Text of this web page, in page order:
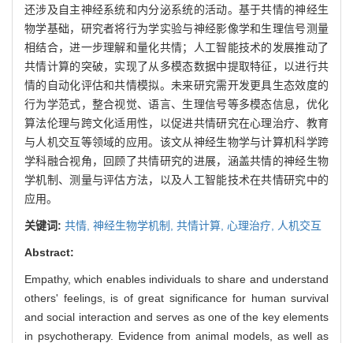
还涉及自主神经系统和内分泌系统的活动。基于共情的神经生
物学基础，研究者将行为学实验与神经影像学和生理信号测量
相结合，进一步理解和量化共情；人工智能技术的发展推动了
共情计算的突破，实现了从多模态数据中提取特征，以进行共
情的自动化评估和共情模拟。未来研究需开发更具生态效度的
行为学范式，整合视觉、语言、生理信号等多模态信息，优化
算法伦理与跨文化适用性，以促进共情研究在心理治疗、教育
与人机交互等领域的应用。该文从神经生物学与计算机科学跨
学科融合视角，回顾了共情研究的进展，涵盖共情的神经生物
学机制、测量与评估方法，以及人工智能技术在共情研究中的
应用。
关键词: 共情, 神经生物学机制, 共情计算, 心理治疗, 人机交互
Abstract:
Empathy, which enables individuals to share and understand
others' feelings, is of great significance for human survival
and social interaction and serves as one of the key elements
in psychotherapy. Evidence from animal models, as well as